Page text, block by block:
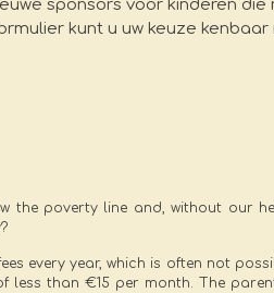
sponsors voor kinderen
kunt u uw keuze
the poverty line and, without our
every year, which is often not
than €15 per month. The